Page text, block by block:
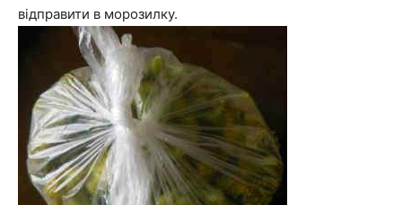
відправити в морозилку.